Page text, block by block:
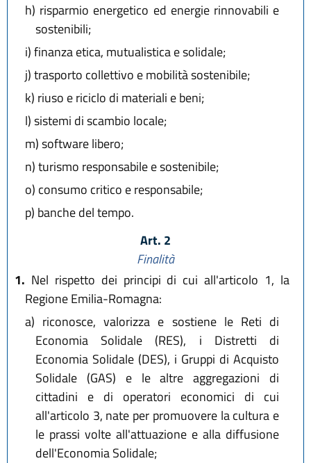
h) risparmio energetico ed energie rinnovabili e
sostenibili;
i)finanza etica, mutualistica e solidale;
j)trasporto collettivo e mobilità sostenibile;
k) riuso e riciclo di materiali e beni;
l)sistemi di scambio locale;
m)software libero;
n)turismo responsabile e sostenibile;
o) consumo critico e responsabile;
p) banche del tempo.
Art. 2
Finalità
1. Nel rispetto dei principi di cui all'articolo 1, la
Regione Emilia-Romagna:
a) riconosce, valorizza e sostiene le Reti di
Economia Solidale (RES), i Distretti di
Economia Solidale (DES), i Gruppi di Acquisto
Solidale (GAS) e le altre aggregazioni di
cittadini e di operatori economici di cui
all'articolo 3, nate per promuovere la cultura e
le prassi volte all'attuazione e alla diffusione
dell'Economia Solidale;